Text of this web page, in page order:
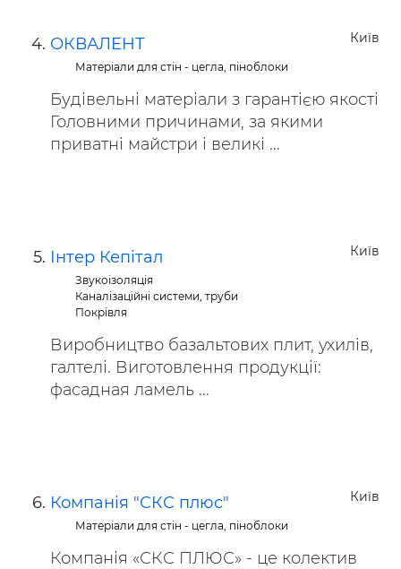
Київ
ОКВАЛЕНТ
Матеріали для стін - цегла, піноблоки
Будівельні матеріали з гарантією якості
Головними причинами, за якими
приватні майстри і великі ...
Київ
Інтер Кепітал
Звукоізоляція
Каналізаційні системи, труби
Покрівля
Виробництво базальтових плит, ухилів,
галтелі. Виготовлення продукції:
фасадная ламель ...
Київ
Компанія "СКС плюс"
Матеріали для стін - цегла, піноблоки
Компанія «СКС ПЛЮС» - це колектив